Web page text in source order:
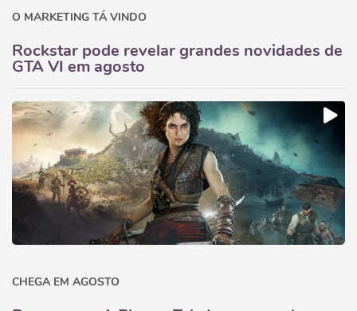
O MARKETING TÁ VINDO
Rockstar pode revelar grandes novidades de
GTA VI em agosto
CHEGA EM AGOSTO